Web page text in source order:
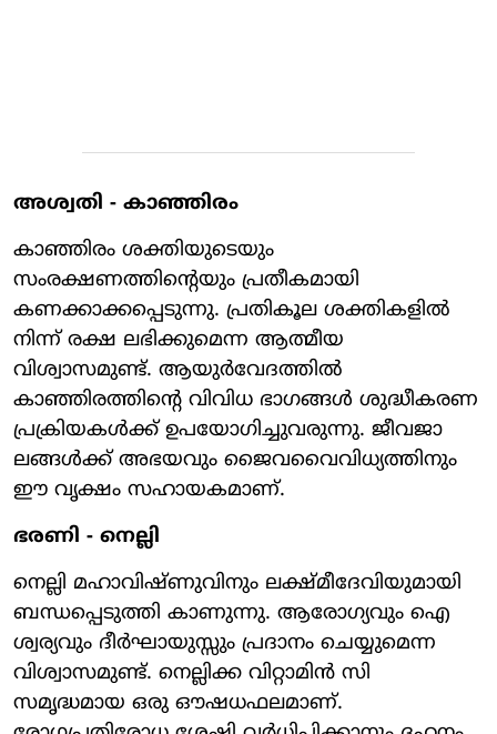
അശ്വതി - കാഞ്ഞിരം
കാഞ്ഞിരം ശക്തിയുടെയും
സംരക്ഷണത്തിന്റെയും പ്രതീകമായി
കണക്കാക്കപ്പെടുന്നു. പ്രതികൂല ശക്തികളില്‍
നിന്ന് രക്ഷ ലഭിക്കുമെന്ന ആത്മീയ
വിശ്വാസമുണ്ട്. ആയുര്‍വേദത്തില്‍
കാഞ്ഞിരത്തിന്റെ വിവിധ ഭാഗങ്ങള്‍ ശുദ്ധീകരണ
പ്രക്രിയകള്‍ക്ക് ഉപയോഗിച്ചുവരുന്നു. ജീവജാ
ലങ്ങള്‍ക്ക് അഭയവും ജൈവവൈവിധ്യത്തിനും
ഈ വൃക്ഷം സഹായകമാണ്.
ഭരണി - നെല്ലി
നെല്ലി മഹാവിഷ്ണുവിനും ലക്ഷ്മീദേവിയുമായി
ബന്ധപ്പെടുത്തി കാണുന്നു. ആരോഗ്യവും ഐ
ശ്വര്യവും ദീര്‍ഘായുസ്സും പ്രദാനം ചെയ്യുമെന്ന
വിശ്വാസമുണ്ട്. നെല്ലിക്ക വിറ്റാമിന്‍ സി
സമൃദ്ധമായ ഒരു ഔഷധഫലമാണ്.